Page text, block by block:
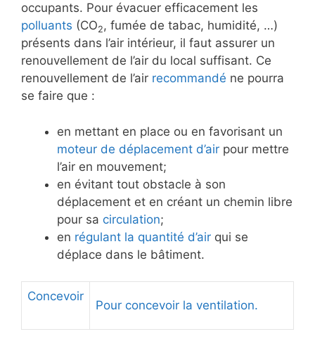
occupants. Pour évacuer efficacement les
polluants (CO2, fumée de tabac, humidité, …)
présents dans l’air intérieur, il faut assurer un
renouvellement de l’air du local suffisant. Ce
renouvellement de l’air recommandé ne pourra
se faire que :
en mettant en place ou en favorisant un
moteur de déplacement d’air pour mettre
l’air en mouvement;
en évitant tout obstacle à son
déplacement et en créant un chemin libre
pour sa circulation;
en régulant la quantité d’air qui se
déplace dans le bâtiment.
Concevoir
Pour concevoir la ventilation.